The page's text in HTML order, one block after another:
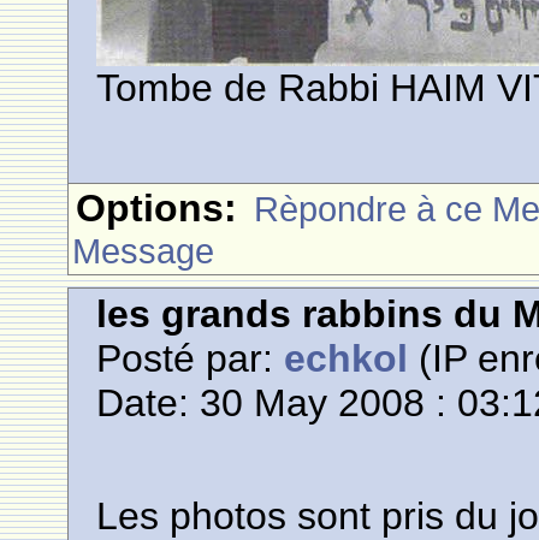
Tombe de Rabbi HAIM
Options: Rèpondre à ce
Message
les grands rabbins du
Posté par: echkol (IP
Date: 30 May 2008 :
Les photos sont pris du